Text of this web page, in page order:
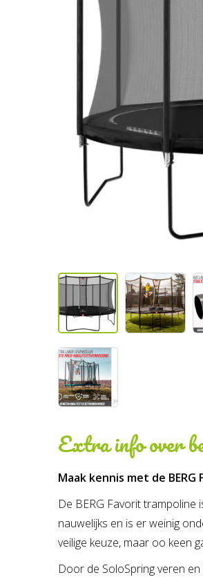
Extra info over
Maak kennis met de
De BERG Favorit
nauwelijks en is er weinig
veilige keuze, maar oo keen
Door de SoloSpring veren